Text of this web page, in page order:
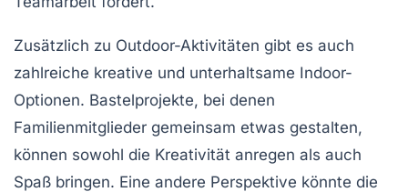
Zusätzlich zu Outdoor-Aktivitäten gibt es auch
zahlreiche kreative und unterhaltsame Indoor-
Optionen. Bastelprojekte, bei denen
Familienmitglieder gemeinsam etwas gestalten,
können sowohl die Kreativität anregen als auch
Spaß bringen. Eine andere Perspektive könnte die